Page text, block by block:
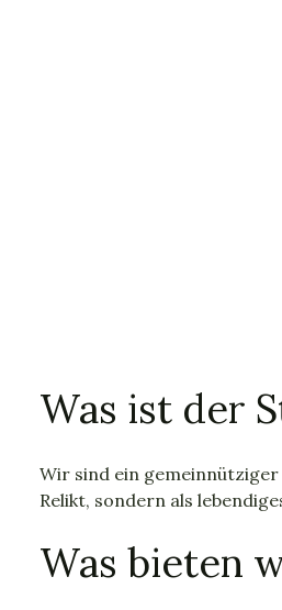
Was ist der
Wir sind ein
Relikt, sondern als
Was bieten